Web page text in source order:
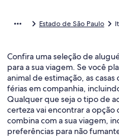
Estado de São Paulo
Confira uma seleção de
para a sua viagem. Se você
animal de estimação, as
férias em companhia,
Qualquer que seja o tipo de
certeza vai encontrar a
combina com a sua viagem,
preferências para não